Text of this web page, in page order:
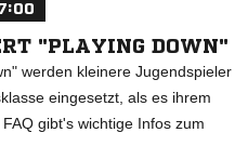
"PLAYING DOWN"
werden kleinere Jugendspieler
eingesetzt, als es ihrem
gibt's wichtige Infos zum